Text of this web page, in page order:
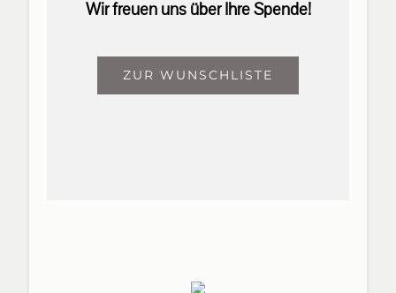
Wir freuen uns über Ihre Spende!
ZUR WUNSCHLISTE